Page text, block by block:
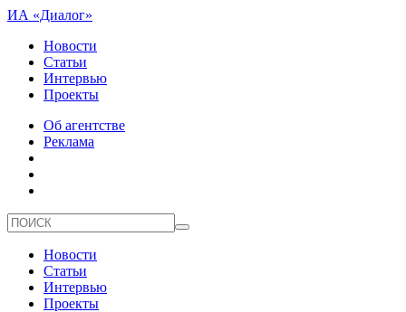
ИА «Диалог»
Новости
Статьи
Интервью
Проекты
Об агентстве
Реклама
Новости
Статьи
Интервью
Проекты